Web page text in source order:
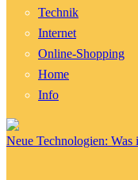
Technik
Internet
Online-Shopping
Home
Info
Neue Technologien: Was